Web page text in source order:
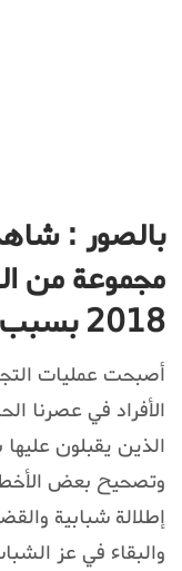
بالصور :
مجموعة من
2018 بسبب التجميل
أصبحت عمليات
الأفراد في عصرنا
الذين يقبلون
وتصحيح بعض
إطلالة شبابية
والبقاء في عز